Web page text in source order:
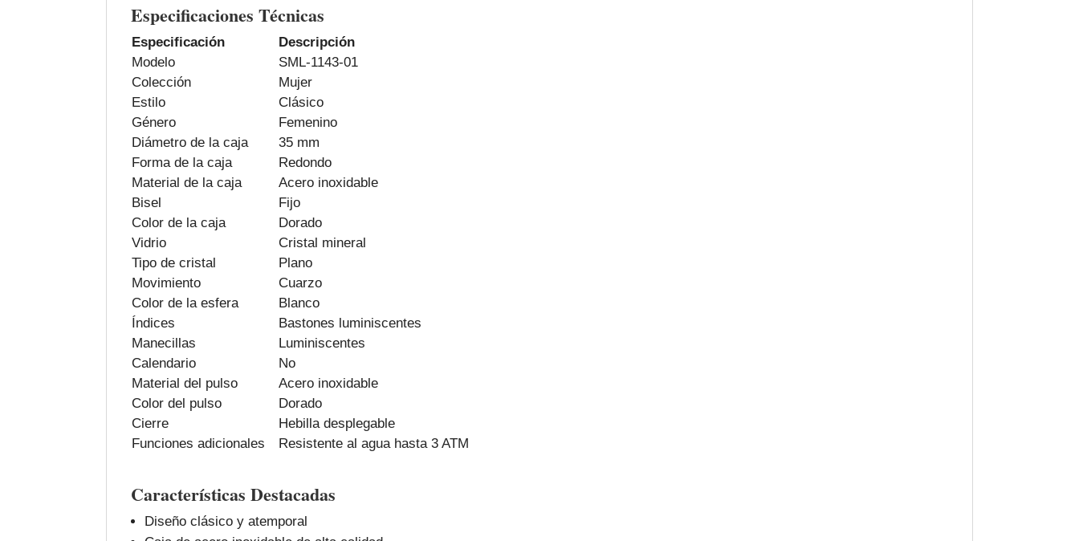
Especificaciones Técnicas
Especificación
Descripción
Modelo
SML-1143-01
Colección
Mujer
Estilo
Clásico
Género
Femenino
Diámetro de la caja
35 mm
Forma de la caja
Redondo
Material de la caja
Acero inoxidable
Bisel
Fijo
Color de la caja
Dorado
Vidrio
Cristal mineral
Tipo de cristal
Plano
Movimiento
Cuarzo
Color de la esfera
Blanco
Índices
Bastones luminiscentes
Manecillas
Luminiscentes
Calendario
No
Material del pulso
Acero inoxidable
Color del pulso
Dorado
Cierre
Hebilla desplegable
Funciones adicionales
Resistente al agua hasta 3 ATM
Características Destacadas
Diseño clásico y atemporal